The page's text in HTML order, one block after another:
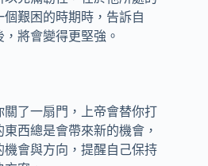
艱困的時期時，告訴自
將會變得更堅強。
了一扇門，上帝會替你打
西總是會帶來新的機會，
會與方向，提醒自己保持